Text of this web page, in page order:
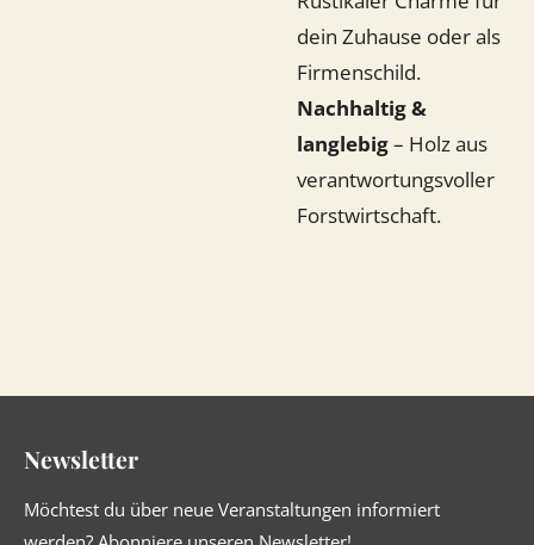
dein Zuhause oder als
Firmenschild.
Nachhaltig &
langlebig– Holz aus
verantwortungsvoller
Forstwirtschaft.
Newsletter
Möchtest du über neue Veranstaltungen informiert